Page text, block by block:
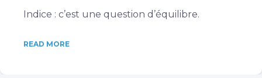
Indice : c’est une question d’équilibre.
READ MORE